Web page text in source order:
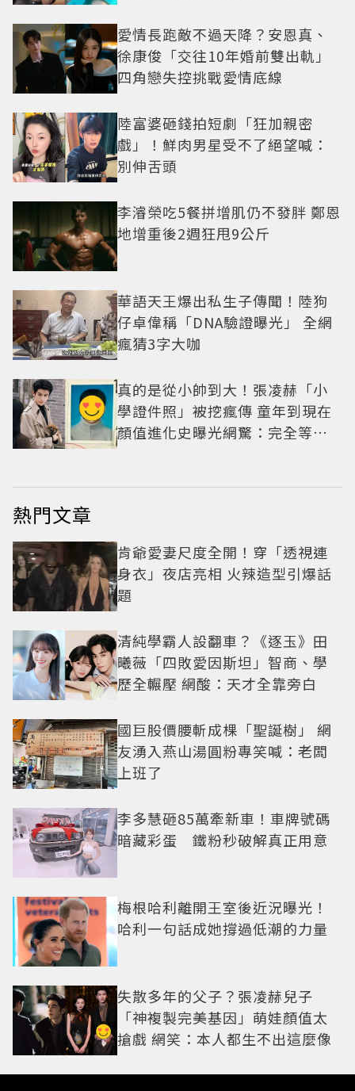
愛情長跑敵不過天降？安恩真、
徐康俊「交往10年婚前雙出軌」
四角戀失控挑戰愛情底線
陸富婆砸錢拍短劇「狂加親密
戲」！鮮肉男星受不了絕望喊：
別伸舌頭
李濬榮吃5餐拼增肌仍不發胖 鄭恩
地增重後2週狂甩9公斤
華語天王爆出私生子傳聞！陸狗
仔卓偉稱「DNA驗證曝光」 全網
瘋猜3字大咖
真的是從小帥到大！張凌赫「小
學證件照」被挖瘋傳 童年到現在
顏值進化史曝光網驚：完全等比
熱門文章
肯爺愛妻尺度全開！穿「透視連
身衣」夜店亮相 火辣造型引爆話
題
清純學霸人設翻車？《逐玉》田
曦薇「四敗愛因斯坦」智商、學
歷全輾壓 網酸：天才全靠旁白
國巨股價腰斬成棵「聖誕樹」 網
友湧入燕山湯圓粉專笑喊：老闆
上班了
李多慧砸85萬牽新車！車牌號碼
暗藏彩蛋 鐵粉秒破解真正用意
梅根哈利離開王室後近況曝光！
哈利一句話成她撐過低潮的力量
失散多年的父子？張凌赫兒子
「神複製完美基因」萌娃顏值太
搶戲 網笑：本人都生不出這麼像